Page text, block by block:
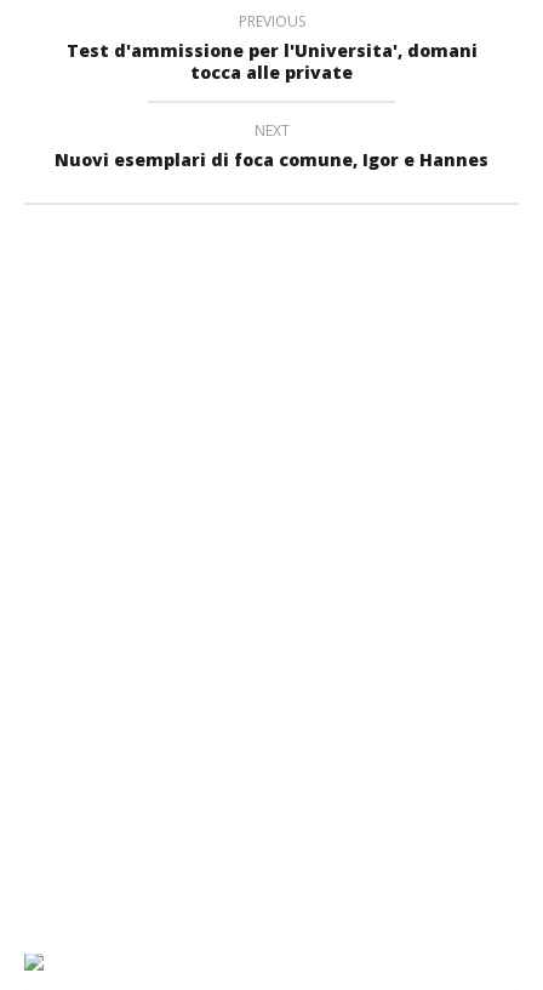
PREVIOUS
Test d'ammissione per l'Universita', domani
tocca alle private
NEXT
Nuovi esemplari di foca comune, Igor e Hannes